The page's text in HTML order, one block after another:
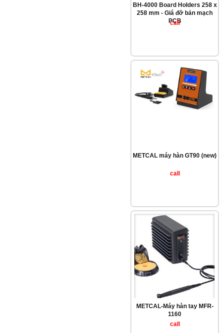
BH-4000 Board Holders 258 x
258 mm - Giá đỡ bản mạch
PCB
call
METCAL máy hàn GT90 (new)
call
METCAL-Máy hàn tay MFR-
1160
call